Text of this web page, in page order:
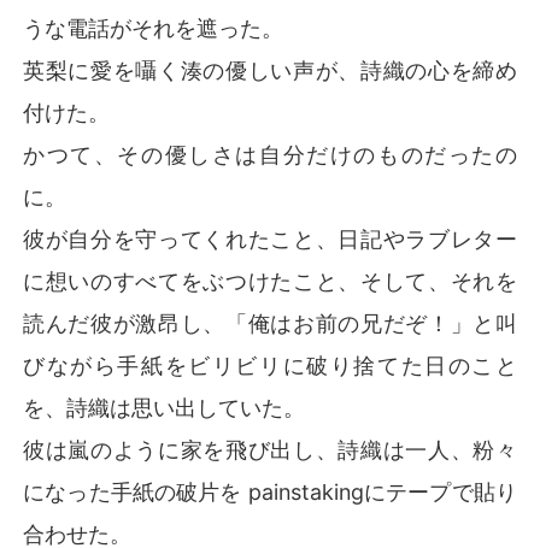
うな電話がそれを遮った。
英梨に愛を囁く湊の優しい声が、詩織の心を締め
付けた。
かつて、その優しさは自分だけのものだったの
に。
彼が自分を守ってくれたこと、日記やラブレター
に想いのすべてをぶつけたこと、そして、それを
読んだ彼が激昂し、「俺はお前の兄だぞ！」と叫
びながら手紙をビリビリに破り捨てた日のこと
を、詩織は思い出していた。
彼は嵐のように家を飛び出し、詩織は一人、粉々
になった手紙の破片を painstakingにテープで貼り
合わせた。